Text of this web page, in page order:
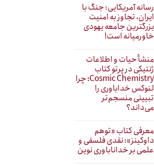
رسانه آمریکایی: جنگ با
ایران، تجاوز به امنیت
بزرگترین جامعه یهودی
خاورمیانه است!
منشأ حیات و اطلاعات
ژنتیکی در پرتو کتاب
Cosmic Chemistry؛ چرا
لنوکس خداباوری را
تبیینی منسجم‌تر
می‌داند؟
معرفی کتاب «توهم
داوکینز»: نقدی فلسفی و
علمی بر خداناباوری نوین